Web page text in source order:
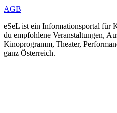
AGB
eSeL ist ein Informationsportal für
du empfohlene Veranstaltungen,
Kinoprogramm, Theater,
ganz Österreich.